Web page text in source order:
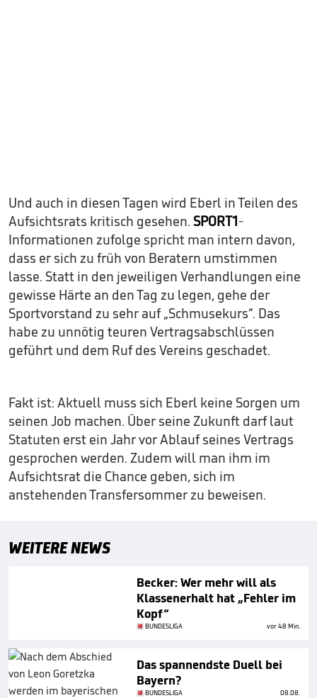
Und auch in diesen Tagen wird Eberl in Teilen des
Aufsichtsrats kritisch gesehen. SPORT1-
Informationen zufolge spricht man intern davon,
dass er sich zu früh von Beratern umstimmen
lasse. Statt in den jeweiligen Verhandlungen eine
gewisse Härte an den Tag zu legen, gehe der
Sportvorstand zu sehr auf „Schmusekurs“. Das
habe zu unnötig teuren Vertragsabschlüssen
geführt und dem Ruf des Vereins geschadet.
Fakt ist: Aktuell muss sich Eberl keine Sorgen um
seinen Job machen. Über seine Zukunft darf laut
Statuten erst ein Jahr vor Ablauf seines Vertrags
gesprochen werden. Zudem will man ihm im
Aufsichtsrat die Chance geben, sich im
anstehenden Transfersommer zu beweisen.
WEITERE NEWS
Becker: Wer mehr will als
Klassenerhalt hat „Fehler im
Kopf“
BUNDESLIGA vor 48 Min.
Das spannendste Duell bei
Bayern?
BUNDESLIGA 08.08.